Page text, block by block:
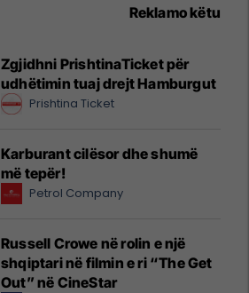
Reklamo këtu
Zgjidhni PrishtinaTicket për
udhëtimin tuaj drejt Hamburgut
Prishtina Ticket
Karburant cilësor dhe shumë
më tepër!
Petrol Company
Russell Crowe në rolin e një
shqiptari në filmin e ri “The Get
Out” në CineStar